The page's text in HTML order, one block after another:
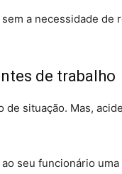
a necessidade de
de trabalho
situação. Mas,
seu funcionário